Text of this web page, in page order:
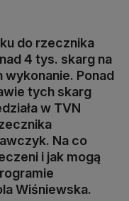
do rzecznika
4 tys. skarg na
Ponad
tych skarg
w TVN
Na co
i jak mogą
Wiśniewska.